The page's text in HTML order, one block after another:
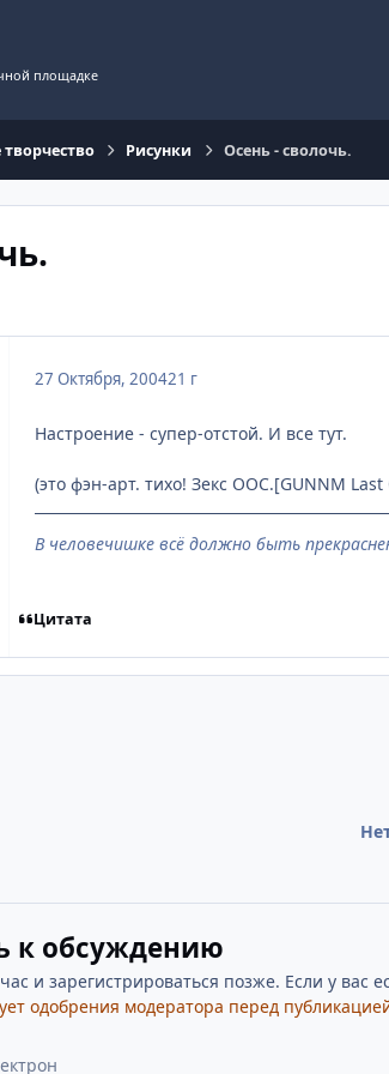
площадке
Рисунки Осень - сволочь.
27 Октября, 200421 г
Настроение - супер-отстой. И все тут.
(это фэн-арт. тихо! Зекс ООС.[GUNNM
В человечишке всё должно быть
Цитата
к обсуждению
и зарегистрироваться позже. Если у вас
одобрения модератора перед